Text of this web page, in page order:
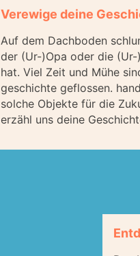
Verewige deine
Auf dem Dachboden
der (Ur-)Opa oder die
hat. Viel Zeit und Mühe
geschichte geflossen.
solche Objekte für die
erzähl uns deine